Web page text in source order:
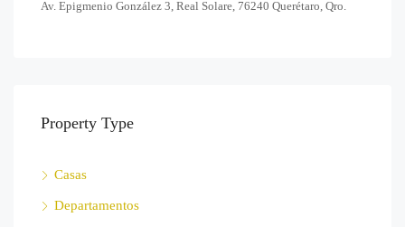
Av. Epigmenio González 3, Real Solare, 76240 Querétaro, Qro.
Property Type
Casas
Departamentos